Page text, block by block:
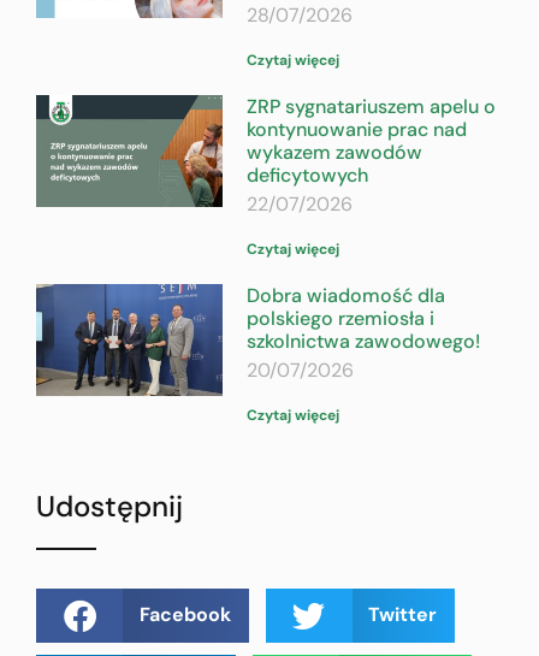
28/07/2026
Czytaj więcej
ZRP sygnatariuszem apelu o
kontynuowanie prac nad
wykazem zawodów
deficytowych
22/07/2026
Czytaj więcej
Dobra wiadomość dla
polskiego rzemiosła i
szkolnictwa zawodowego!
20/07/2026
Czytaj więcej
Udostępnij
Facebook Twitter